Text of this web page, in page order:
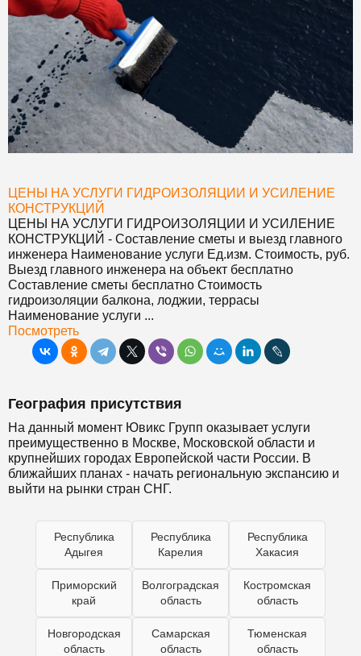
ЦЕНЫ НА УСЛУГИ ГИДРОИЗОЛЯЦИИ И УСИЛЕНИЕ
КОНСТРУКЦИЙ
ЦЕНЫ НА УСЛУГИ ГИДРОИЗОЛЯЦИИ И УСИЛЕНИЕ
КОНСТРУКЦИЙ - Составление сметы и выезд главного
инженера Наименование услуги Ед.изм. Стоимость, руб.
Выезд главного инженера на объект бесплатно
Составление сметы бесплатно Стоимость
гидроизоляции балкона, лоджии, террасы
Наименование услуги ...
Посмотреть
География присутствия
На данный момент Ювикс Групп оказывает услуги
преимущественно в Москве, Московской области и
крупнейших городах Европейской части России. В
ближайших планах - начать региональную экспансию и
выйти на рынки стран СНГ.
Республика
Адыгея
Республика
Карелия
Республика
Хакасия
Приморский
край
Волгоградская
область
Костромская
область
Новгородская
область
Самарская
область
Тюменская
область